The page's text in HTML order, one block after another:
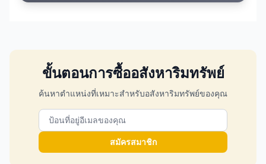
ขั้นตอนการซื้ออสังหาริมทรัพย์
ค้นหาตำแหน่งที่เหมาะสำหรับอสังหาริมทรัพย์ของคุณ
สมัครสมาชิก